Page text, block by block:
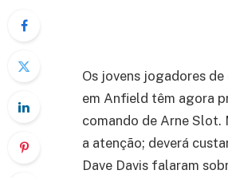
Os jovens jogadores
em Anfield têm agora
comando de Arne Slot.
a atenção; deverá
Dave Davis falaram